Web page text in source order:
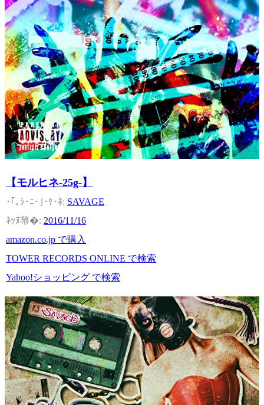
【モルヒネ-25g-】
SAVAGE
2016/11/16
amazon.co.jp で購入
TOWER RECORDS ONLINE で検索
Yahoo!ショッピング で検索